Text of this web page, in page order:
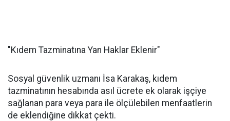
"Kıdem Tazminatına Yan Haklar Eklenir"
Sosyal güvenlik uzmanı İsa Karakaş, kıdem
tazminatının hesabında asıl ücrete ek olarak işçiye
sağlanan para veya para ile ölçülebilen menfaatlerin
de eklendiğine dikkat çekti.